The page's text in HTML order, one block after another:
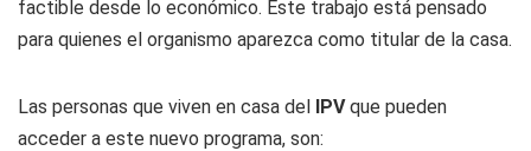
factible desde lo económico. Este trabajo está pensado
para quienes el organismo aparezca como titular de la casa.
Las personas que viven en casa del IPVque pueden
acceder a este nuevo programa, son: